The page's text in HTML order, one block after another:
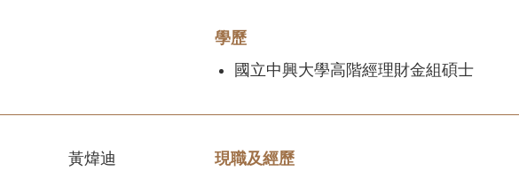
學歷
國立中興大學高階經理財金組碩士
黃煒迪
現職及經歷